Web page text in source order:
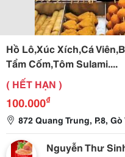
Hồ Lô,Xúc Xích,Cá
Tẩm Cốm,Tôm Sulami....
( HẾT HẠN )
100.000₫
872 Quang Trung, P.8, Gò
Nguyễn Thư